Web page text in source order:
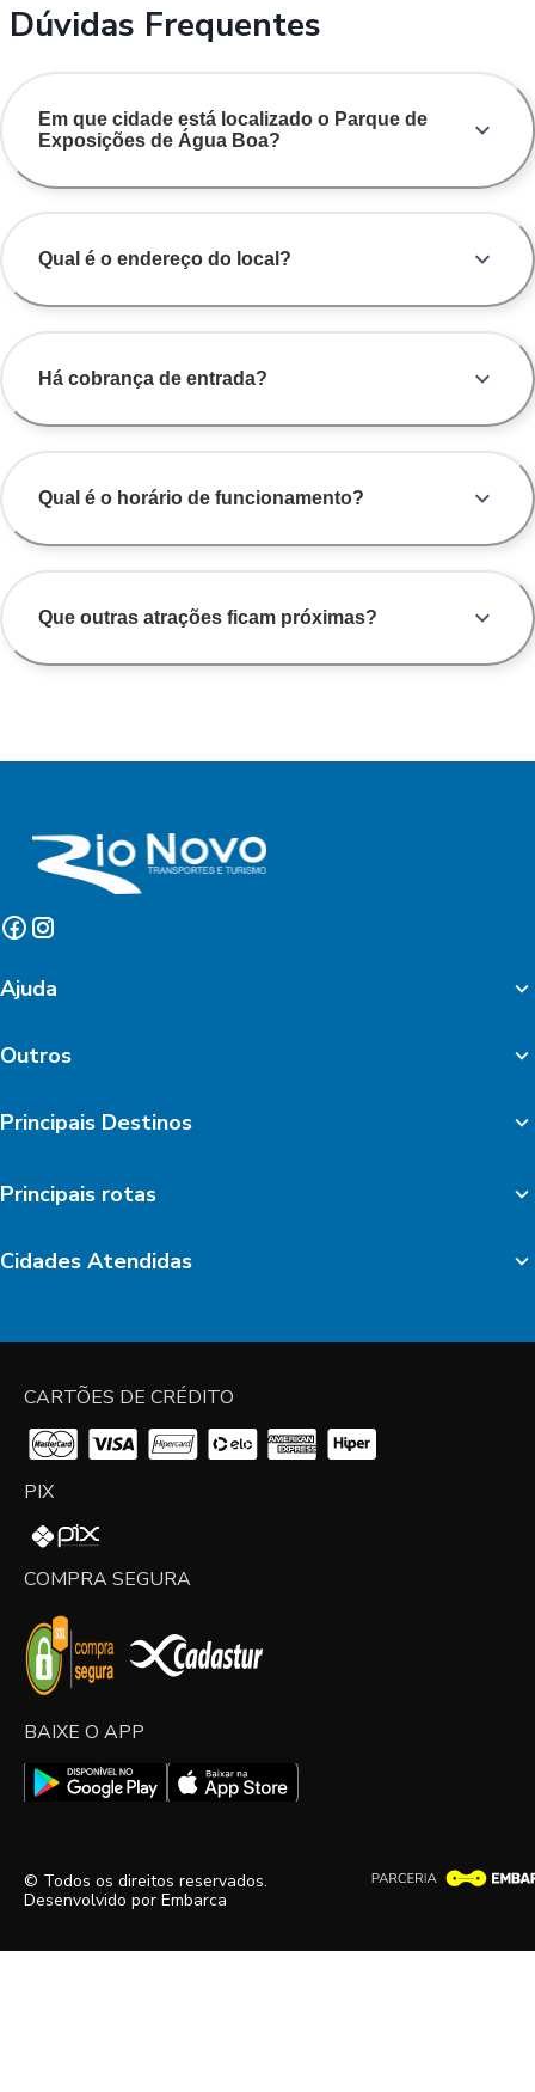
Dúvidas Frequentes
Em que cidade está localizado o Parque de
Exposições de Água Boa?
Qual é o endereço do local?
Há cobrança de entrada?
Qual é o horário de funcionamento?
Que outras atrações ficam próximas?
Ajuda
Outros
Principais Destinos
Principais rotas
Cidades Atendidas
CARTÕES DE CRÉDITO
PIX
COMPRA SEGURA
BAIXE O APP
© Todos os direitos reservados.
Desenvolvido por Embarca